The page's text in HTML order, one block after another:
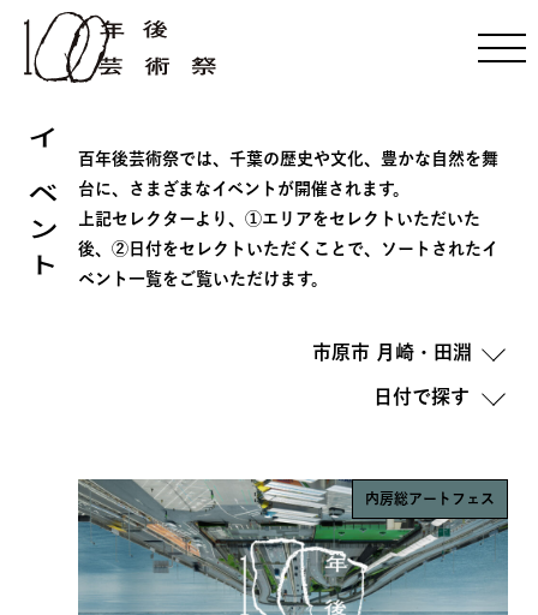
イベント
百年後芸術祭では、千葉の歴史や文化、豊かな自然を舞
台に、さまざまなイベントが開催されます。
上記セレクターより、①エリアをセレクトいただいた
後、②日付をセレクトいただくことで、ソートされたイ
ベント一覧をご覧いただけます。
市原市 月崎・田淵
内房総アートフェス